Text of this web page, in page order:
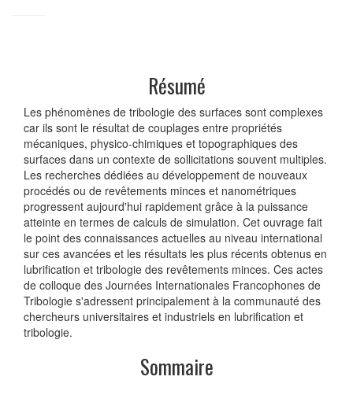
Résumé
Les phénomènes de tribologie des surfaces sont complexes
car ils sont le résultat de couplages entre propriétés
mécaniques, physico-chimiques et topographiques des
surfaces dans un contexte de sollicitations souvent multiples.
Les recherches dédiées au développement de nouveaux
procédés ou de revêtements minces et nanométriques
progressent aujourd'hui rapidement grâce à la puissance
atteinte en termes de calculs de simulation. Cet ouvrage fait
le point des connaissances actuelles au niveau international
sur ces avancées et les résultats les plus récents obtenus en
lubrification et tribologie des revêtements minces. Ces actes
de colloque des Journées Internationales Francophones de
Tribologie s'adressent principalement à la communauté des
chercheurs universitaires et industriels en lubrification et
tribologie.
Sommaire